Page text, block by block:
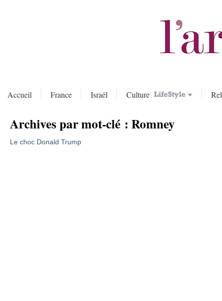
Accueil France Israël Culture
Archives par mot-clé :Romney
Le choc Donald Trump